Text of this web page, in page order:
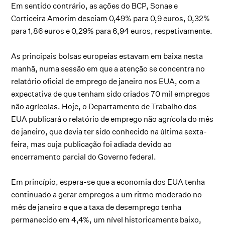
Em sentido contrário, as ações do BCP, Sonae e
Corticeira Amorim desciam 0,49% para 0,9 euros, 0,32%
para 1,86 euros e 0,29% para 6,94 euros, respetivamente.
As principais bolsas europeias estavam em baixa nesta
manhã, numa sessão em que a atenção se concentra no
relatório oficial de emprego de janeiro nos EUA, com a
expectativa de que tenham sido criados 70 mil empregos
não agrícolas. Hoje, o Departamento de Trabalho dos
EUA publicará o relatório de emprego não agrícola do mês
de janeiro, que devia ter sido conhecido na última sexta-
feira, mas cuja publicação foi adiada devido ao
encerramento parcial do Governo federal.
Em princípio, espera-se que a economia dos EUA tenha
continuado a gerar empregos a um ritmo moderado no
mês de janeiro e que a taxa de desemprego tenha
permanecido em 4,4%, um nível historicamente baixo,